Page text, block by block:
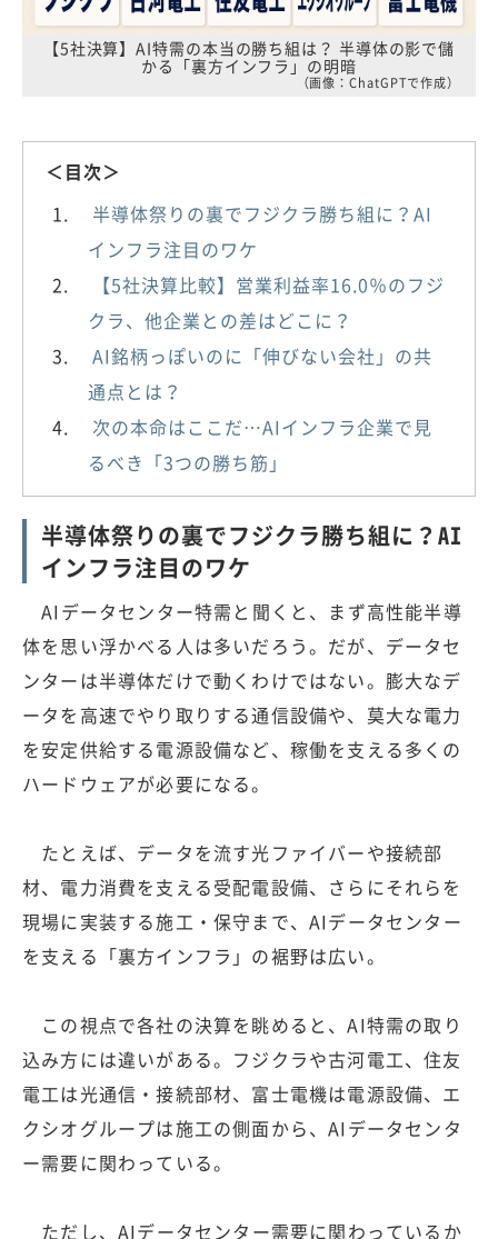
【5社決算】AI特需の本当の勝ち組は？ 半導体の影で儲
かる「裏方インフラ」の明暗
（画像：ChatGPTで作成）
＜目次＞
半導体祭りの裏でフジクラ勝ち組に？AI
インフラ注目のワケ
【5社決算比較】営業利益率16.0％のフジ
クラ、他企業との差はどこに？
AI銘柄っぽいのに「伸びない会社」の共
通点とは？
次の本命はここだ…AIインフラ企業で見
るべき「3つの勝ち筋」
半導体祭りの裏でフジクラ勝ち組に？AI
インフラ注目のワケ
AIデータセンター特需と聞くと、まず高性能半導
体を思い浮かべる人は多いだろう。だが、データセ
ンターは半導体だけで動くわけではない。膨大なデ
ータを高速でやり取りする通信設備や、莫大な電力
を安定供給する電源設備など、稼働を支える多くの
ハードウェアが必要になる。
たとえば、データを流す光ファイバーや接続部
材、電力消費を支える受配電設備、さらにそれらを
現場に実装する施工・保守まで、AIデータセンター
を支える「裏方インフラ」の裾野は広い。
この視点で各社の決算を眺めると、AI特需の取り
込み方には違いがある。フジクラや古河電工、住友
電工は光通信・接続部材、富士電機は電源設備、エ
クシオグループは施工の側面から、AIデータセンタ
ー需要に関わっている。
ただし、AIデータセンター需要に関わっているか